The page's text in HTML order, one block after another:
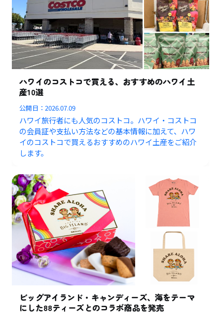
ハワイのコストコで買える、おすすめのハワイ土
産10選
公開日：2026.07.09
ハワイ旅行者にも人気のコストコ。ハワイ・コストコ
の会員証や支払い方法などの基本情報に加えて、ハワ
イのコストコで買えるおすすめのハワイ土産をご紹介
します。
ビッグアイランド・キャンディーズ、海をテーマ
にした88ティーズとのコラボ商品を発売